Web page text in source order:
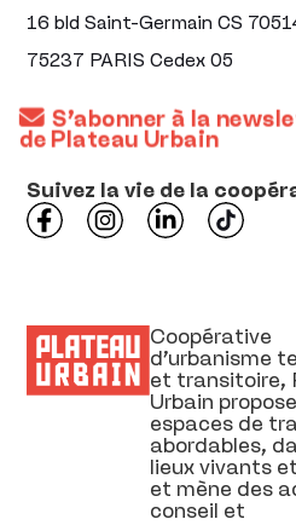
Coopérative
d’urbanisme
et transitoire,
Urbain
espaces de
abordables,
lieux vivants
et mène des
conseil et
16 bld Saint-Germain CS
75237 PARIS Cedex 05
S’abonner à la
de Plateau Urbain
Suivez la vie de la